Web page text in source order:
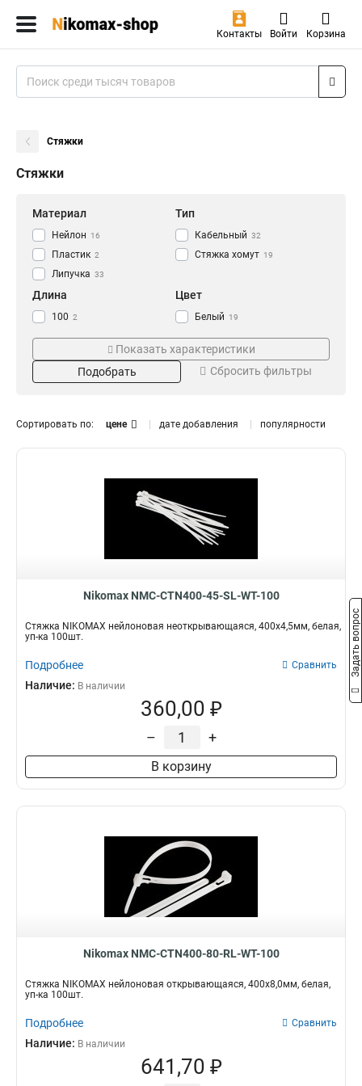
Контакты Войти Корзина
Стяжки
Стяжки
Материал
Нейлон 16
Пластик 2
Липучка 33
Тип
Кабельный 32
Стяжка хомут 19
Длина
100 2
150 7
Цвет
Белый 19
Синий 8
Красный 8
Зеленый 8
Показать характеристики
Подобрать
Сбросить фильтры
Сортировать по: цене дате добавления популярности
Nikomax NMC-CTN400-45-SL-WT-100
Стяжка NIKOMAX нейлоновая неоткрывающаяся, 400х4,5мм, белая,
уп-ка 100шт.
Подробнее Сравнить
Наличие: В наличии
360,00 ₽
– +
В корзину
Nikomax NMC-CTN400-80-RL-WT-100
Стяжка NIKOMAX нейлоновая открывающаяся, 400х8,0мм, белая,
уп-ка 100шт.
Подробнее Сравнить
Наличие: В наличии
641,70 ₽
Задать вопрос